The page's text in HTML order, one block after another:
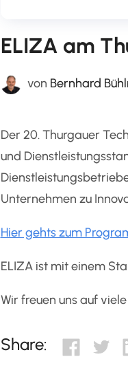
ELIZA am
von Bernhard
Der 20. Thurgauer
und
Unternehmen zu
Hier gehts zum
ELIZA ist mit einem
Wir freuen uns auf
Share: